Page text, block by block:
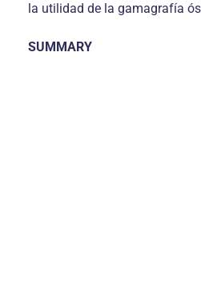
la utilidad de la gamagrafía
SUMMARY